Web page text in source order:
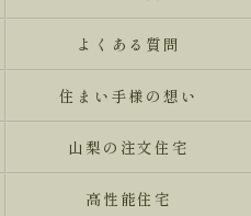
よくある質問
住まい手様の想い
山梨の注文住宅
高性能住宅